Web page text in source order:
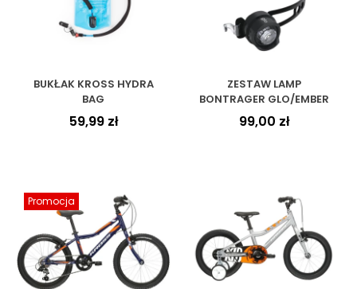
BUKŁAK KROSS HYDRA
BAG
59,99 zł
ZESTAW LAMP
BONTRAGER GLO/EMBER
99,00 zł
Promocja